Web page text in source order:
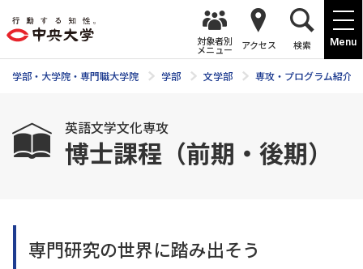
Menu
対象者別
メニュー アクセス 検索
学部・大学院・専門職大学院 学部 文学部 専攻・プログラム紹介
英語文学文化専攻
博士課程（前期・後期）
専門研究の世界に踏み出そう